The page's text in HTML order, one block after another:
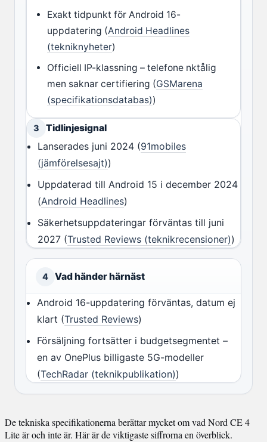
Exakt tidpunkt för Android 16-
uppdatering (Android Headlines
(tekniknyheter)
Officiell IP-klassning – telefone nktålig
men saknar certifiering (GSMarena
(specifikationsdatabas))
3 Tidlinjesignal
Lanserades juni 2024 (91mobiles
(jämförelsesajt))
Uppdaterad till Android 15 i december 2024
(Android Headlines)
Säkerhetsuppdateringar förväntas till juni
2027 (Trusted Reviews (teknikrecensioner))
4 Vad händer härnäst
Android 16-uppdatering förväntas, datum ej
klart (Trusted Reviews)
Försäljning fortsätter i budgetsegmentet –
en av OnePlus billigaste 5G-modeller
(TechRadar (teknikpublikation))
De tekniska specifikationerna berättar mycket om vad Nord CE 4
Lite är och inte är. Här är de viktigaste siffrorna en överblick.